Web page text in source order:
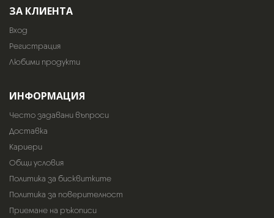
ЗА КЛИЕНТА
Вход
Регистрация
Любими продукти
ИНФОРМАЦИЯ
Често задавани въпроси
Доставка
Кариери
Общи условия
Политика за бисквитките
Политика за поверителност
Приемане на ръкописи